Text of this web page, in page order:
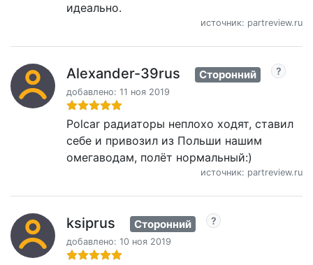
идеально.
источник: partreview.ru
Alexander-39rus Сторонний
добавлено: 11 ноя 2019
Polcar радиаторы неплохо ходят, ставил
себе и привозил из Польши нашим
омегаводам, полёт нормальный:)
источник: partreview.ru
ksiprus Сторонний
добавлено: 10 ноя 2019